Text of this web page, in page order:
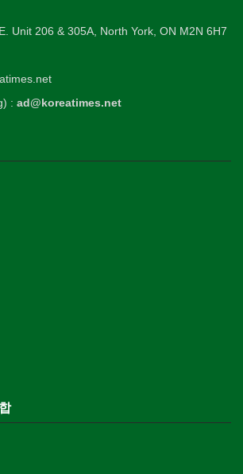
Unit 206 & 305A, North York, ON M2N 6H7
: ad@koreatimes.net